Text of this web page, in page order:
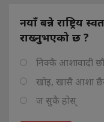
नयाँ बन्ने राष्ट्रिय
राख्नुभएको छ ?
निक्कै आशावादी छौ
खोइ, खासै आशा
ज सुकै होस्